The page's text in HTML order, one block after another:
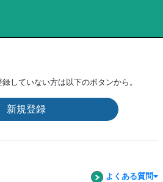
していない方は以下のボタンから。
新規登録
よくある質問